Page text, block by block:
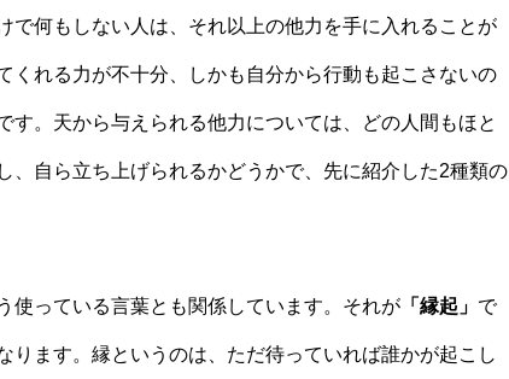
で何もしない人は、それ以上の他力を手に入れることが
くれる力が不十分、しかも自分から行動も起こさないの
す。天から与えられる他力については、どの人間もほと
、自ら立ち上げられるかどうかで、先に紹介した2種類の
使っている言葉とも関係しています。それが 「縁起」 で
ります。縁というのは、ただ待っていれば誰かが起こし